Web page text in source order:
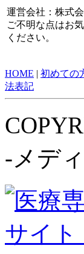
運営会社：株式
ご不明な点はお
ください。
HOME | 初めての
法表記
-メデ